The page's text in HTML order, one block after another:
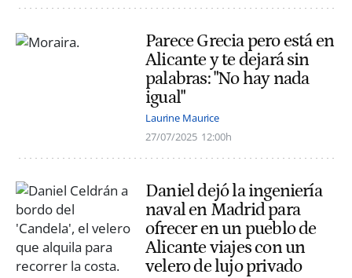
Parece Grecia pero está en
Alicante y te dejará sin
palabras: "No hay nada
igual"
Laurine Maurice
27/07/2025 12:00h
Daniel dejó la ingeniería
naval en Madrid para
ofrecer en un pueblo de
Alicante viajes con un
velero de lujo privado